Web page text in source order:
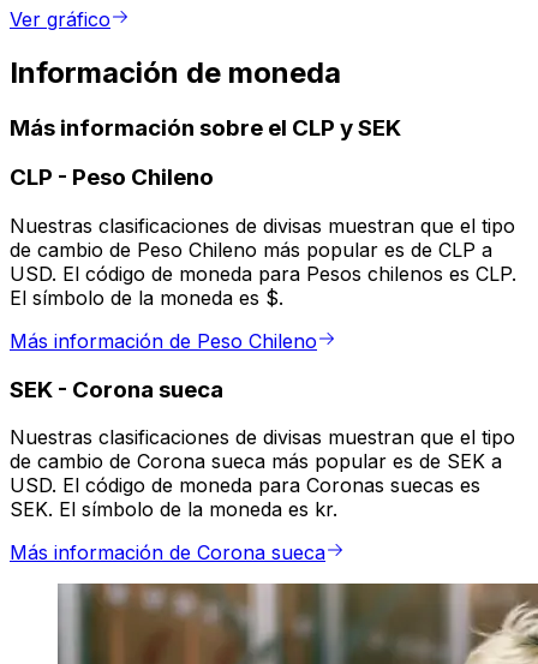
Ver gráfico
Información de moneda
Más información sobre el CLP y SEK
CLP - Peso Chileno
Nuestras clasificaciones de divisas muestran que el tipo
de cambio de Peso Chileno más popular es de CLP a
USD. El código de moneda para Pesos chilenos es CLP.
El símbolo de la moneda es $.
Más información de Peso Chileno
SEK - Corona sueca
Nuestras clasificaciones de divisas muestran que el tipo
de cambio de Corona sueca más popular es de SEK a
USD. El código de moneda para Coronas suecas es
SEK. El símbolo de la moneda es kr.
Más información de Corona sueca